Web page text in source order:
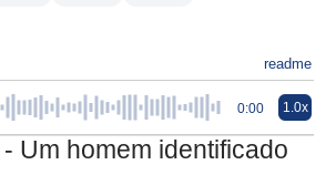
readme
0:00 1.0x
Um homem identificado